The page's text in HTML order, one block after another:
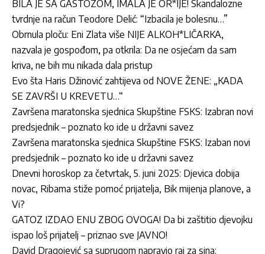
BILA JE SA GASTOZOM, IMALA JE OR*IJE! Skandalozne
tvrdnje na račun Teodore Delić: “Izbacila je bolesnu…”
Obrnula ploču: Eni Zlata više NIJE ALKOH*LIČARKA,
nazvala je gospođom, pa otkrila: Da ne osjećam da sam
kriva, ne bih mu nikada dala pristup
Evo šta Haris Džinović zahtijeva od NOVE ŽENE: „KADA
SE ZAVRŠI U KREVETU…“
Završena maratonska sjednica Skupštine FSKS: Izabran novi
predsjednik – poznato ko ide u državni savez
Završena maratonska sjednica Skupštine FSKS: Izaban novi
predsjednik – poznato ko ide u državni savez
Dnevni horoskop za četvrtak, 5. juni 2025: Djevica dobija
novac, Ribama stiže pomoć prijatelja, Bik mijenja planove, a
Vi?
GATOZ IZDAO ENU ZBOG OVOGA! Da bi zaštitio djevojku
ispao loš prijatelj – priznao sve JAVNO!
David Dragojević sa suprugom napravio raj za sina: